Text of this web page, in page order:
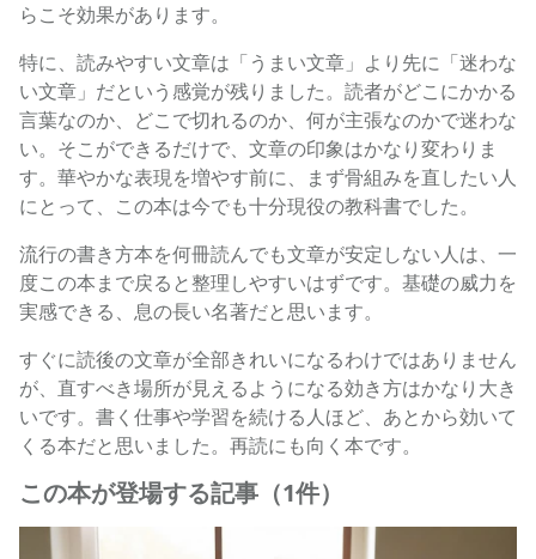
らこそ効果があります。
特に、読みやすい文章は「うまい文章」より先に「迷わな
い文章」だという感覚が残りました。読者がどこにかかる
言葉なのか、どこで切れるのか、何が主張なのかで迷わな
い。そこができるだけで、文章の印象はかなり変わりま
す。華やかな表現を増やす前に、まず骨組みを直したい人
にとって、この本は今でも十分現役の教科書でした。
流行の書き方本を何冊読んでも文章が安定しない人は、一
度この本まで戻ると整理しやすいはずです。基礎の威力を
実感できる、息の長い名著だと思います。
すぐに読後の文章が全部きれいになるわけではありません
が、直すべき場所が見えるようになる効き方はかなり大き
いです。書く仕事や学習を続ける人ほど、あとから効いて
くる本だと思いました。再読にも向く本です。
この本が登場する記事（1件）